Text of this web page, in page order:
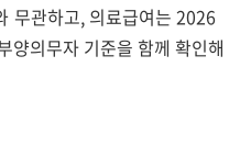
무관하고, 의료급여는 2026
양의무자 기준을 함께 확인해